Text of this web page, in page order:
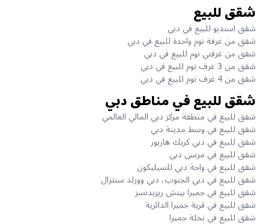
شقق للبيع
شقق استديو للبيع في دبي
شقق من غرفة نوم واحدة للبيع في دبي
شقق من غرفتي نوم للبيع في دبي
شقق من 3 غرف نوم للبيع في دبي
شقق من 4 غرف نوم للبيع في دبي
شقق للبيع في مناطق دبي
شقق للبيع في منطقة مركز دبي المالي العالمي
شقق للبيع في وسط مدينة دبي
شقق للبيع في دبي كريك هاربور
شقق للبيع في مرسى دبي
شقق للبيع في واحة دبي للسيليكون
شقق للبيع في دبي الجنوب، دبي وورلد سنترال
شقق للبيع في جميرا بيتش ريزيدنسز
شقق للبيع في قرية جميرا الدائرية
شقق للبيع في نخلة جميرا